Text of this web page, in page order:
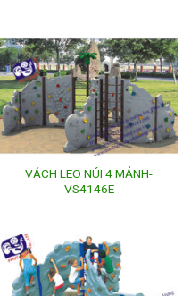
VÁCH LEO NÚI 4 MẢNH-
VS4146E